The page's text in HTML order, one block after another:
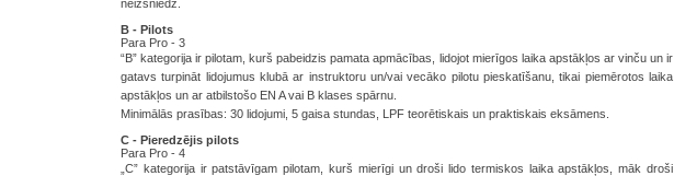
neizsniedz.
B - Pilots
Para Pro - 3
“B” kategorija ir pilotam, kurš pabeidzis pamata apmācības, lidojot mierīgos laika apstākļos ar vinču un ir
gatavs turpināt lidojumus klubā ar instruktoru un/vai vecāko pilotu pieskatīšanu, tikai piemērotos laika
apstākļos un ar atbilstošo EN A vai B klases spārnu.
Minimālās prasības: 30 lidojumi, 5 gaisa stundas, LPF teorētiskais un praktiskais eksāmens.
C - Pieredzējis pilots
Para Pro - 4
„C” kategorija ir patstāvīgam pilotam, kurš mierīgi un droši lido termiskos laika apstākļos, māk droši